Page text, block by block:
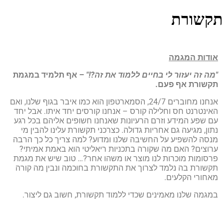
המגמה
זה יעזור לי בחיים ללמוד את זה?!"– אף תלמיד במגמת
אף פעם.
אנחנו מחוברים 24/7, הסמארטפון הוא כמו איבר בגוף שלנו, ואם
חס וחלילה קורס – אנחנו קורסים יחד איתו. אבל יחד
שפע המידע וזרם הרעיונות שאנחנו חשופים אליהם בכל רגע
מגיעה גם אחריות גדולה. כצרכני תקשורת עלינו להבין מי
להשפיע על החשיבה שלנו ומדוע? למה צריך כל כך הרבה
האם מה שקורה בתכניות ריאליטי הוא באמת אמיתי?
מוכרות לנו מוצר או משהו אחר?… טוב שיש את מגמת
בה נלמד לצרוך את התקשורת בחוכמה ונבין מה קורה
הקלעים.
שלנו מאמינים שכדי ללמוד תקשורת, חשוב גם ליצור.